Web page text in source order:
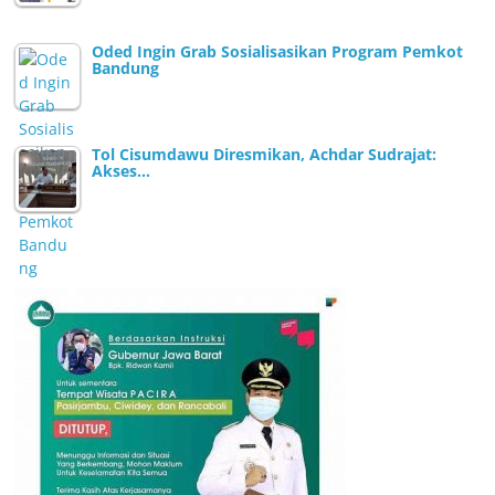
Oded Ingin Grab Sosialisasikan Program Pemkot
Bandung
Tol Cisumdawu Diresmikan, Achdar Sudrajat:
Akses…